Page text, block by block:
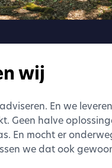
wij
En we
Geen halve
En mocht er
we dat ook